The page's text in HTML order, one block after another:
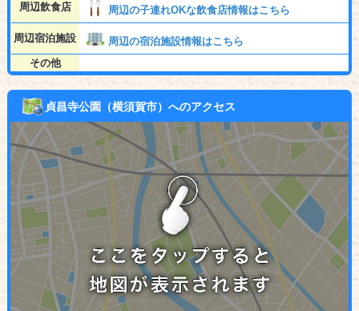
周辺飲食店 周辺の子連れOKな飲食店情報はこちら
周辺宿泊施設
周辺の宿泊施設情報はこちら
その他
貞昌寺公園（横須賀市）へのアクセス